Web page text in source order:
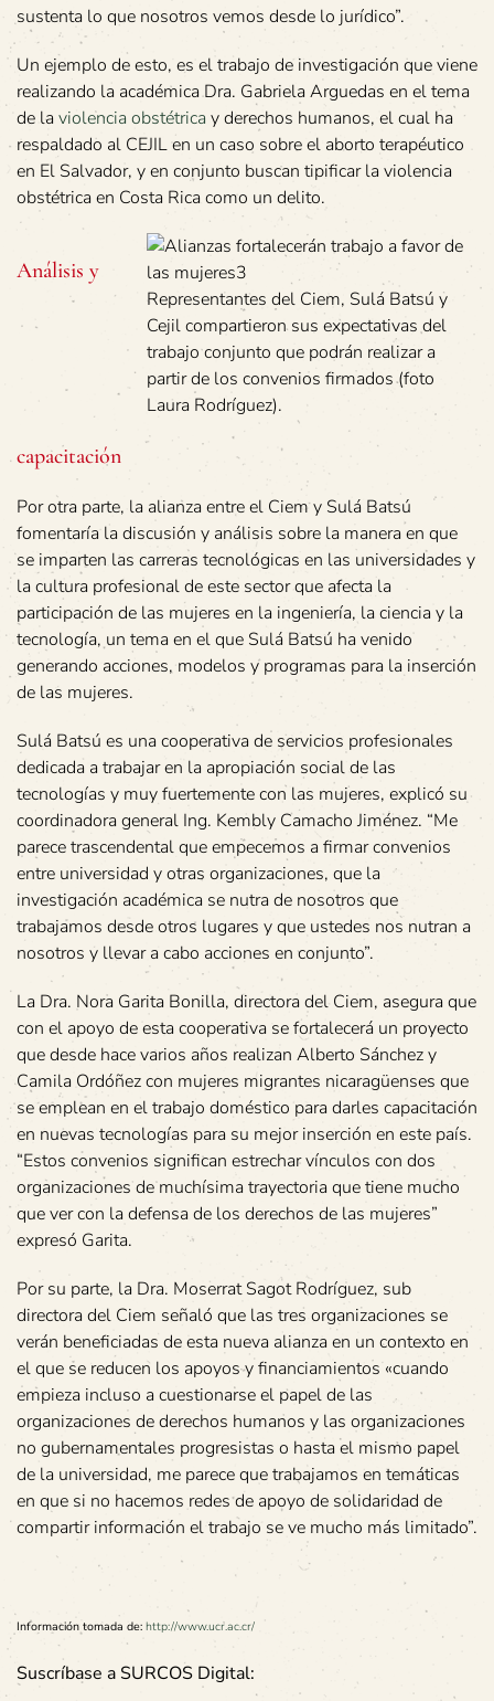
sustenta lo que nosotros vemos desde lo jurídico”.
Un ejemplo de esto, es el trabajo de investigación que viene
realizando la académica Dra. Gabriela Arguedas en el tema
de laviolencia obstétrica y derechos humanos, el cual ha
respaldado al CEJIL en un caso sobre el aborto terapéutico
en El Salvador, y en conjunto buscan tipificar la violencia
obstétrica en Costa Rica como un delito.
Representantes del Ciem, Sulá Batsú y
Cejil compartieron sus expectativas del
trabajo conjunto que podrán realizar a
partir de los convenios firmados (foto
Laura Rodríguez).
Análisis y
capacitación
Por otra parte, la alianza entre el Ciem y Sulá Batsú
fomentaría la discusión y análisis sobre la manera en que
se imparten las carreras tecnológicas en las universidades y
la cultura profesional de este sector que afecta la
participación de las mujeres en la ingeniería, la ciencia y la
tecnología, un tema en el que Sulá Batsú ha venido
generando acciones, modelos y programas para la inserción
de las mujeres.
Sulá Batsú es una cooperativa de servicios profesionales
dedicada a trabajar en la apropiación social de las
tecnologías y muy fuertemente con las mujeres, explicó su
coordinadora general Ing. Kembly Camacho Jiménez. “Me
parece trascendental que empecemos a firmar convenios
entre universidad y otras organizaciones, que la
investigación académica se nutra de nosotros que
trabajamos desde otros lugares y que ustedes nos nutran a
nosotros y llevar a cabo acciones en conjunto”.
La Dra. Nora Garita Bonilla, directora del Ciem, asegura que
con el apoyo de esta cooperativa se fortalecerá un proyecto
que desde hace varios años realizan Alberto Sánchez y
Camila Ordóñez con mujeres migrantes nicaragüenses que
se emplean en el trabajo doméstico para darles capacitación
en nuevas tecnologías para su mejor inserción en este país.
“Estos convenios significan estrechar vínculos con dos
organizaciones de muchísima trayectoria que tiene mucho
que ver con la defensa de los derechos de las mujeres”
expresó Garita.
Por su parte, la Dra. Moserrat Sagot Rodríguez, sub
directora del Ciem señaló que las tres organizaciones se
verán beneficiadas de esta nueva alianza en un contexto en
el que se reducen los apoyos y financiamientos «cuando
empieza incluso a cuestionarse el papel de las
organizaciones de derechos humanos y las organizaciones
no gubernamentales progresistas o hasta el mismo papel
de la universidad, me parece que trabajamos en temáticas
en que si no hacemos redes de apoyo de solidaridad de
compartir información el trabajo se ve mucho más limitado”.
Información tomada de: http://www.ucr.ac.cr/
Suscríbase a SURCOS Digital: